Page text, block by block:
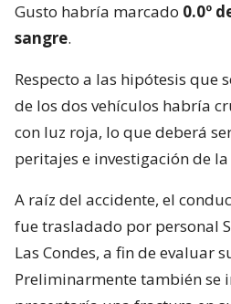
Gusto habría marcado 0.0º
sangre.
Respecto a las hipótesis que
de los dos vehículos habría
con luz roja, lo que deberá
peritajes e investigación de
A raíz del accidente, el
fue trasladado por personal
Las Condes, a fin de evaluar
Preliminarmente también se